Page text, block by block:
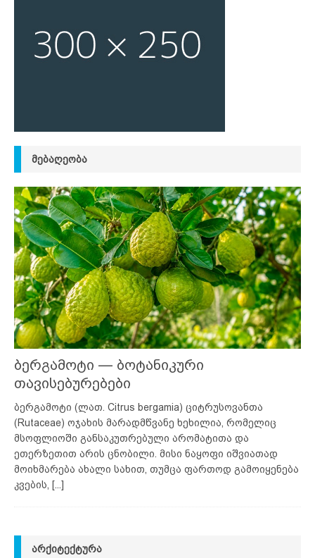
ᲛᲔᲑᲐᲦᲔᲝᲑᲐ
ბერგამოტი — ბოტანიკური
თავისებურებები
ბერგამოტი (ლათ. Citrus bergamia) ციტრუსოვანთა
(Rutaceae) ოჯახის მარადმწვანე ხეხილია, რომელიც
მსოფლიოში განსაკუთრებული არომატითა და
ეთერზეთით არის ცნობილი. მისი ნაყოფი იშვიათად
მოიხმარება ახალი სახით, თუმცა ფართოდ გამოიყენება
კვების,
[...]
ᲐᲠᲥᲘᲢᲔᲥᲢᲣᲠᲐ